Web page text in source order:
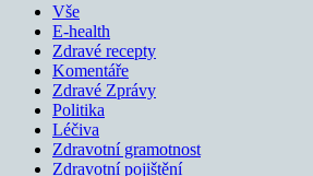
Vše
E-health
Zdravé recepty
Komentáře
Zdravé Zprávy
Politika
Léčiva
Zdravotní gramotnost
Zdravotní pojištění